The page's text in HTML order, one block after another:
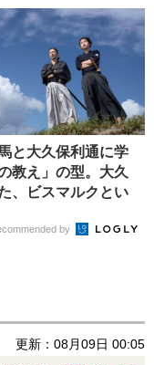
と大久保利通に学
教え」の型。大久
、ビスマルクとい
by
更新：08月09日 00:05